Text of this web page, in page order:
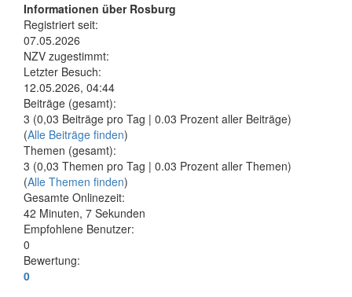
Informationen über Rosburg
Registriert seit:
07.05.2026
NZV zugestimmt:
Letzter Besuch:
12.05.2026, 04:44
Beiträge (gesamt):
3 (0,03 Beiträge pro Tag | 0.03 Prozent aller Beiträge)
(Alle Beiträge finden)
Themen (gesamt):
3 (0,03 Themen pro Tag | 0.03 Prozent aller Themen)
(Alle Themen finden)
Gesamte Onlinezeit:
42 Minuten, 7 Sekunden
Empfohlene Benutzer:
0
Bewertung:
0